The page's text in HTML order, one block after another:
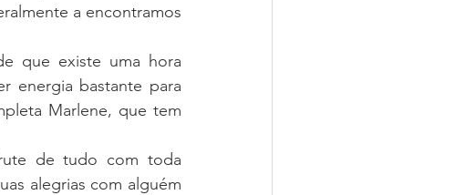
a encontramos
que existe uma hora
energia bastante para
Marlene, que tem
de tudo com toda
alegrias com alguém